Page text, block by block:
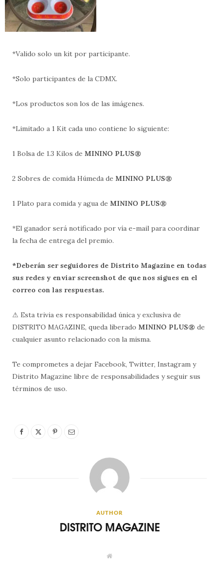
*Valido solo un kit por participante.
*Solo participantes de la CDMX.
*Los productos son los de las imágenes.
*Limitado a 1 Kit cada uno contiene lo siguiente:
1 Bolsa de 1.3 Kilos de MININO PLUS®
2 Sobres de comida Húmeda de MININO PLUS®
1 Plato para comida y agua de MININO PLUS®
*El ganador será notificado por vía e-mail para coordinar
la fecha de entrega del premio.
*Deberán ser seguidores de Distrito Magazine en todas
sus redes y enviar screenshot de que nos sigues en el
correo con las respuestas.
⚠ Esta trivia es responsabilidad única y exclusiva de
DISTRITO MAGAZINE, queda liberado MININO PLUS® de
cualquier asunto relacionado con la misma.
Te comprometes a dejar Facebook, Twitter, Instagram y
Distrito Magazine libre de responsabilidades y seguir sus
términos de uso.
AUTHOR
DISTRITO MAGAZINE
W